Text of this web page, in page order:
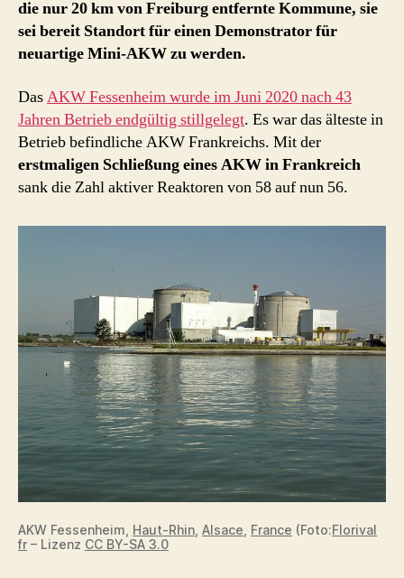
–
nach
AKW
bald
Mini-
AKWs
Atommüll-
die nur 20 km von Freiburg entfernte Kommune, sie
sei bereit Standort für einen Demonstrator für
neuartige Mini-AKW zu werden.
DasAKW Fessenheim wurde im Juni 2020 nach 43
Jahren Betrieb endgültig stillgelegt. Es war das älteste in
Betrieb befindliche AKW Frankreichs. Mit der
erstmaligen Schließung eines AKW in Frankreich
sank die Zahl aktiver Reaktoren von 58 auf nun 56.
AKW Fessenheim, Haut-Rhin Alsace France (Foto:Florival
fr – Lizenz CC BY-SA 3.0